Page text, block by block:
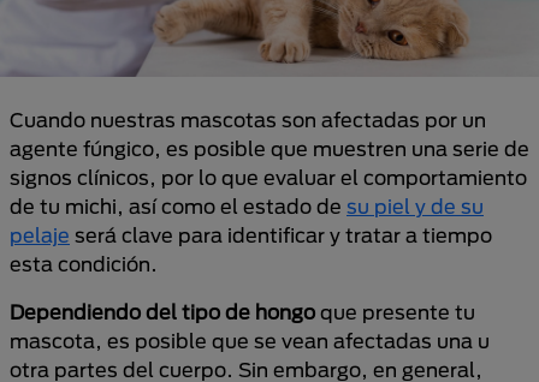
Cuando nuestras mascotas son afectadas por un
agente fúngico, es posible que muestren una serie de
signos clínicos, por lo que evaluar el comportamiento
de tu michi, así como el estado de su piel y de su
pelaje será clave para identificar y tratar a tiempo
esta condición.
Dependiendo del tipo de hongo que presente tu
mascota, es posible que se vean afectadas una u
otra partes del cuerpo. Sin embargo, en general,